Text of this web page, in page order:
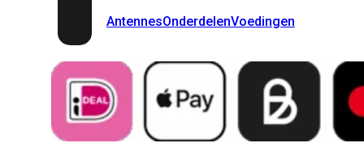
AntennesOnderdelenVoedingen